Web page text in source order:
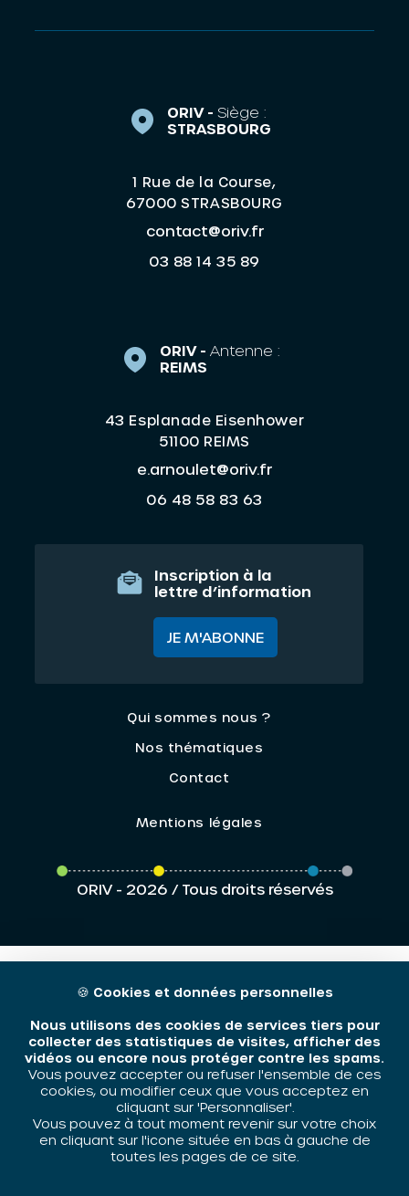
ORIV - Siège :
STRASBOURG
1 Rue de la Course,
67000 STRASBOURG
contact@oriv.fr
03 88 14 35 89
ORIV - Antenne :
REIMS
43 Esplanade Eisenhower
51100 REIMS
e.arnoulet@oriv.fr
06 48 58 83 63
Inscription à la
lettre d’information
JE M'ABONNE
Qui sommes nous ?
Nos thématiques
Contact
Mentions légales
ORIV - 2026 / Tous droits réservés
🍪 Cookies et données personnelles
Nous utilisons des cookies de services tiers pour
collecter des statistiques de visites, afficher des
vidéos ou encore nous protéger contre les spams.
Vous pouvez accepter ou refuser l'ensemble de ces
cookies, ou modifier ceux que vous acceptez en
cliquant sur 'Personnaliser'.
Vous pouvez à tout moment revenir sur votre choix
en cliquant sur l'icone située en bas à gauche de
toutes les pages de ce site.